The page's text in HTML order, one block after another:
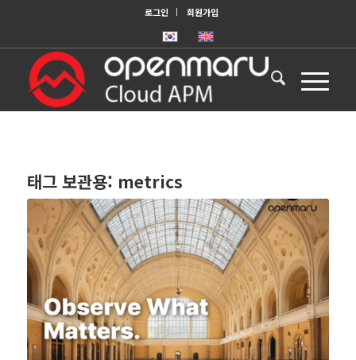
로그인 회원가입
태그 보관용: metrics